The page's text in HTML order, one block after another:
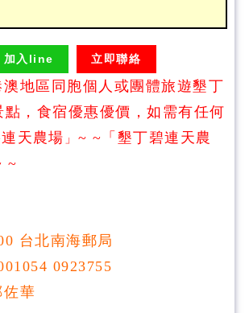
加入line 立即聯絡
地區同胞個人或團體旅遊墾丁
點，食宿優惠優價，如需有任何
天農場 」 ~ ~「墾丁碧連天農
~
台北南海郵局
0923755
佐華